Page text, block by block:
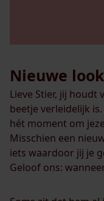
Nieuwe
Lieve Stier, jij houdt
beetje verleidelijk
hét moment om
Misschien een
iets waardoor jij je
Geloof ons: